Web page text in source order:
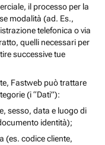
il processo per la
modalità (ad. Es.,
telefonica o via
quelli necessari per
successive tue
Fastweb può trattare
(i “Dati”):
sesso, data e luogo di
identità);
(es. codice cliente,